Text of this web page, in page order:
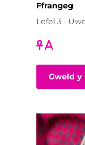
Ffrangeg
Lefel 3 -
Gweld y